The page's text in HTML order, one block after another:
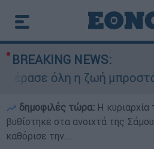
BREAKING NEWS:
όλη η ζωή μπροστά
δημοφιλές τώρα: Η
βυθίστηκε στα ανοιχτά της
καθόρισε την...